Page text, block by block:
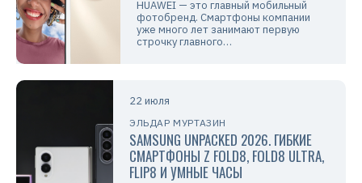
HUAWEI — это главный мобильный
фотобренд. Смартфоны компании
уже много лет занимают первую
строчку главного…
22 июля
ЭЛЬДАР МУРТАЗИН
SAMSUNG UNPACKED 2026. ГИБКИЕ
СМАРТФОНЫ Z FOLD8, FOLD8 ULTRA,
FLIP8 И УМНЫЕ ЧАСЫ